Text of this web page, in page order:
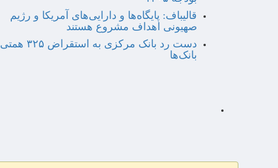
قالیباف: پایگاه‌ها و دارایی‌های آمریکا و رژیم
صهیونی اهداف مشروع هستند
دست رد بانک مرکزی به استقراض ۳۲۵ همتی
بانک‌ها